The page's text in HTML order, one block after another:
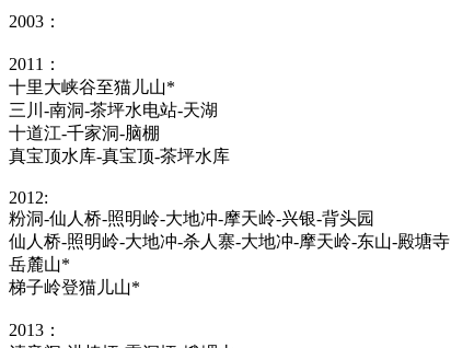
2003：
2011：
十里大峡谷至猫儿山*
三川-南洞-茶坪水电站-天湖
十道江-千家洞-脑棚
真宝顶水库-真宝顶-茶坪水库
2012:
粉洞-仙人桥-照明岭-大地冲-摩天岭-兴银-背头园
仙人桥-照明岭-大地冲-杀人寨-大地冲-摩天岭-东山-殿塘寺
岳麓山*
梯子岭登猫儿山*
2013：